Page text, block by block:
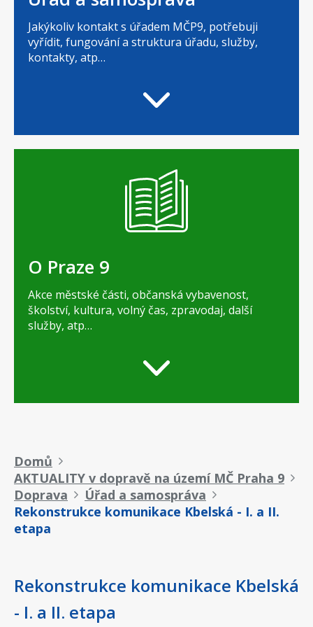
Jakýkoliv kontakt s úřadem MČP9, potřebuji
vyřídit, fungování a struktura úřadu, služby,
kontakty, atp…
O Praze 9
Akce městské části, občanská vybavenost,
školství, kultura, volný čas, zpravodaj, další
služby, atp…
Drobečková
navigace
Domů
AKTUALITY v dopravě na území MČ Praha 9
Doprava
Úřad a samospráva
Rekonstrukce komunikace Kbelská - I. a II.
etapa
Rekonstrukce komunikace Kbelská
- I. a II. etapa